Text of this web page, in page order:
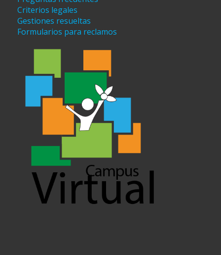
Criterios legales
Gestiones resueltas
Formularios para reclamos